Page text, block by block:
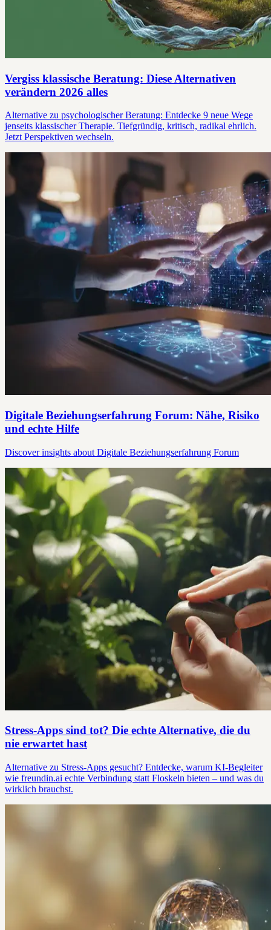
Vergiss klassische Beratung: Diese Alternativen
verändern 2026 alles
Alternative zu psychologischer Beratung: Entdecke 9 neue Wege
jenseits klassischer Therapie. Tiefgründig, kritisch, radikal ehrlich.
Jetzt Perspektiven wechseln.
Digitale Beziehungserfahrung Forum: Nähe, Risiko
und echte Hilfe
Discover insights about Digitale Beziehungserfahrung Forum
Stress-Apps sind tot? Die echte Alternative, die du
nie erwartet hast
Alternative zu Stress-Apps gesucht? Entdecke, warum KI-Begleiter
wie freundin.ai echte Verbindung statt Floskeln bieten – und was du
wirklich brauchst.